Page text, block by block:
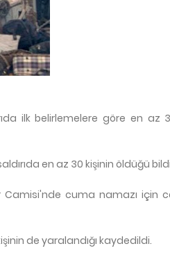
ilk belirlemelere göre en az
en az 30 kişinin öldüğü
Camisi'nde cuma namazı için
de yaralandığı kaydedildi.